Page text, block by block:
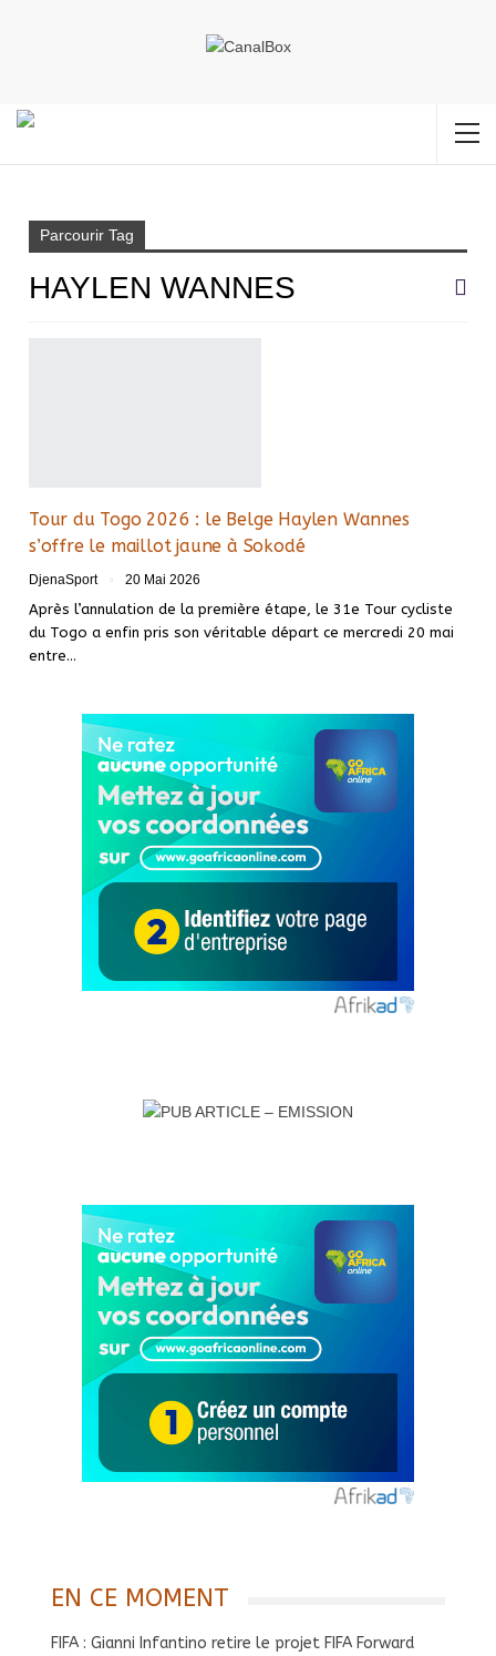
Parcourir Tag
HAYLEN WANNES
Tour du Togo 2026 : le Belge Haylen Wannes
s’offre le maillot jaune à Sokodé
DjenaSport 20 Mai 2026
Après l’annulation de la première étape, le 31e Tour cycliste
du Togo a enfin pris son véritable départ ce mercredi 20 mai
entre…
EN CE MOMENT
FIFA : Gianni Infantino retire le projet FIFA Forward